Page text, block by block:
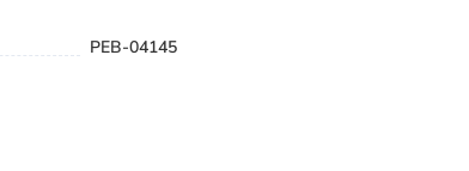
PEB-04145